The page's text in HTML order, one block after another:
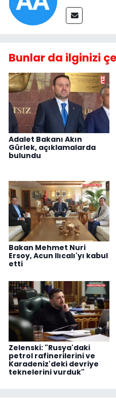
Bunlar da ilginizi
Adalet Bakanı Akın
Gürlek, açıklamalarda
bulundu
Bakan Mehmet Nuri
Ersoy, Acun Ilıcalı'yı kabul
etti
Zelenski: "Rusya'daki
petrol rafinerilerini ve
Karadeniz'deki devriye
teknelerini vurduk"